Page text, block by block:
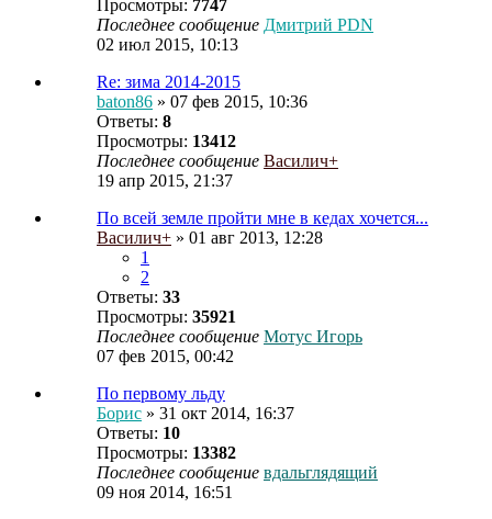
Просмотры: 7747
Последнее сообщение Дмитрий PDN
02 июл 2015, 10:13
Re: зима 2014-2015
baton86 » 07 фев 2015, 10:36
Ответы: 8
Просмотры: 13412
Последнее сообщение Василич+
19 апр 2015, 21:37
По всей земле пройти мне в кедах хочется...
Василич+ » 01 авг 2013, 12:28
1
2
Ответы: 33
Просмотры: 35921
Последнее сообщение Мотус Игорь
07 фев 2015, 00:42
По первому льду
Борис » 31 окт 2014, 16:37
Ответы: 10
Просмотры: 13382
Последнее сообщение вдальглядящий
09 ноя 2014, 16:51